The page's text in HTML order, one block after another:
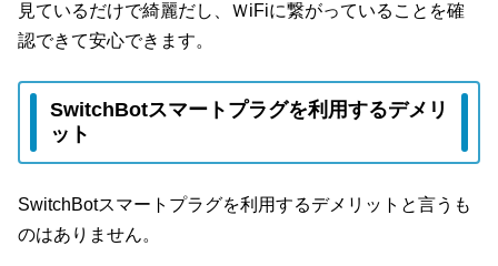
見ているだけで綺麗だし、ＷiFiに繋がっていることを確
認できて安心できます。
SwitchBotスマートプラグを利用するデメリ
ット
SwitchBotスマートプラグを利用するデメリットと言うも
のはありません。